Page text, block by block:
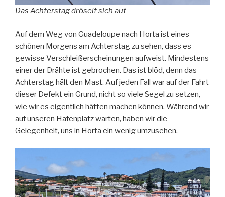
Das Achterstag dröselt sich auf
Auf dem Weg von Guadeloupe nach Horta ist eines
schönen Morgens am Achterstag zu sehen, dass es
gewisse Verschleißerscheinungen aufweist. Mindestens
einer der Drähte ist gebrochen. Das ist blöd, denn das
Achterstag hält den Mast. Auf jeden Fall war auf der Fahrt
dieser Defekt ein Grund, nicht so viele Segel zu setzen,
wie wir es eigentlich hätten machen können. Während wir
auf unseren Hafenplatz warten, haben wir die
Gelegenheit, uns in Horta ein wenig umzusehen.